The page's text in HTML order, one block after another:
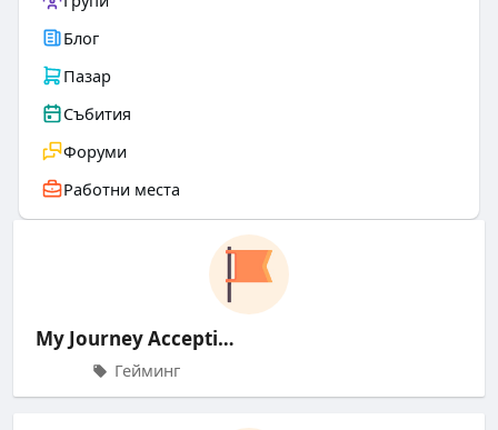
Блог
Пазар
Събития
Форуми
Работни места
My Journey Accepting Hollow Knig
Гейминг